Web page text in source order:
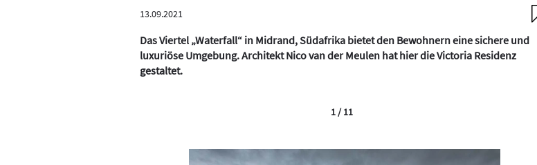
13.09.2021
Das Viertel „Waterfall“ in Midrand, Südafrika bietet den Bewohnern eine sichere und
luxuriöse Umgebung. Architekt Nico van der Meulen hat hier die Victoria Residenz
gestaltet.
1 / 11